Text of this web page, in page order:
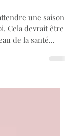
soin
une saison